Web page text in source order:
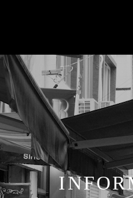
INFOR